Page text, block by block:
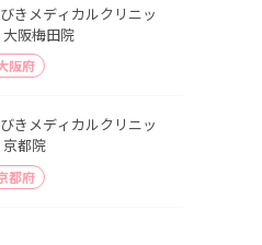
きメディカルクリニッ
大阪梅田院
阪府
きメディカルクリニッ
京都院
都府